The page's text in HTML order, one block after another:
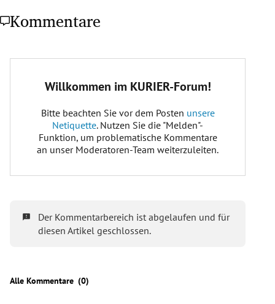
Kommentare